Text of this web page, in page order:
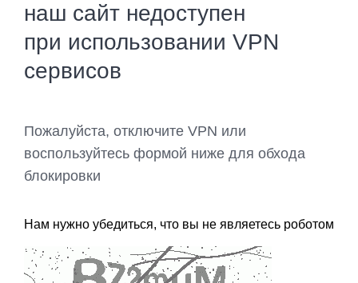
наш сайт недоступен
при использовании VPN
сервисов
Пожалуйста, отключите VPN или
воспользуйтесь формой ниже для обхода
блокировки
Нам нужно убедиться, что вы не являетесь роботом